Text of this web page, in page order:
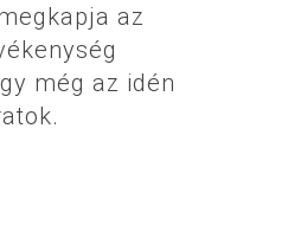
az
még az idén